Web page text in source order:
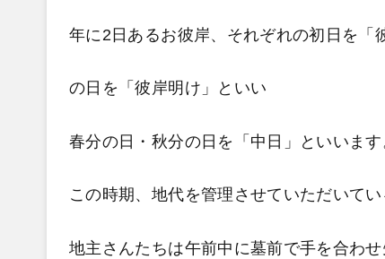
年に2日あるお彼岸、それぞれの初日を「
の日を「彼岸明け」といい
春分の日・秋分の日を「中日」 といいます
この時期、地代を管理させていただいてい
地主さんたちは午前中に墓前で手を合わせ